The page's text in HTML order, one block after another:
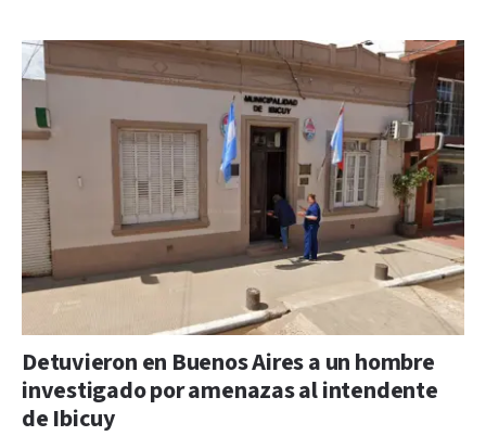
Detuvieron en Buenos Aires a un hombre
investigado por amenazas al intendente
de Ibicuy